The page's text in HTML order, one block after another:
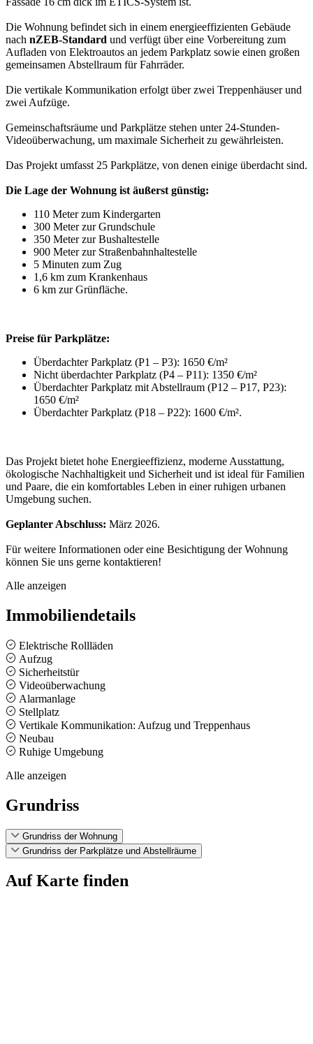
Die Wohnung befindet sich in einem energieeffizienten Gebäude
nach nZEB-Standard und verfügt über eine Vorbereitung zum
Aufladen von Elektroautos an jedem Parkplatz sowie einen großen
gemeinsamen Abstellraum für Fahrräder.
Die vertikale Kommunikation erfolgt über zwei Treppenhäuser und
zwei Aufzüge.
Gemeinschaftsräume und Parkplätze stehen unter 24-Stunden-
Videoüberwachung, um maximale Sicherheit zu gewährleisten.
Das Projekt umfasst 25 Parkplätze, von denen einige überdacht sind.
Die Lage der Wohnung ist äußerst günstig:
110 Meter zum Kindergarten
300 Meter zur Grundschule
350 Meter zur Bushaltestelle
900 Meter zur Straßenbahnhaltestelle
5 Minuten zum Zug
1,6 km zum Krankenhaus
6 km zur Grünfläche.
Preise für Parkplätze:
Überdachter Parkplatz (P1 – P3): 1650 €/m²
Nicht überdachter Parkplatz (P4 – P11): 1350 €/m²
Überdachter Parkplatz mit Abstellraum (P12 – P17, P23):
1650 €/m²
Überdachter Parkplatz (P18 – P22): 1600 €/m².
Das Projekt bietet hohe Energieeffizienz, moderne Ausstattung,
ökologische Nachhaltigkeit und Sicherheit und ist ideal für Familien
und Paare, die ein komfortables Leben in einer ruhigen urbanen
Umgebung suchen.
Geplanter Abschluss: März 2026.
Für weitere Informationen oder eine Besichtigung der Wohnung
können Sie uns gerne kontaktieren!
Alle anzeigen
Immobiliendetails
Elektrische Rollläden
Aufzug
Sicherheitstür
Videoüberwachung
Alarmanlage
Stellplatz
Vertikale Kommunikation: Aufzug und Treppenhaus
Neubau
Ruhige Umgebung
Alle anzeigen
Grundriss
Grundriss der Wohnung
Grundriss der Parkplätze und Abstellräume
Auf Karte finden